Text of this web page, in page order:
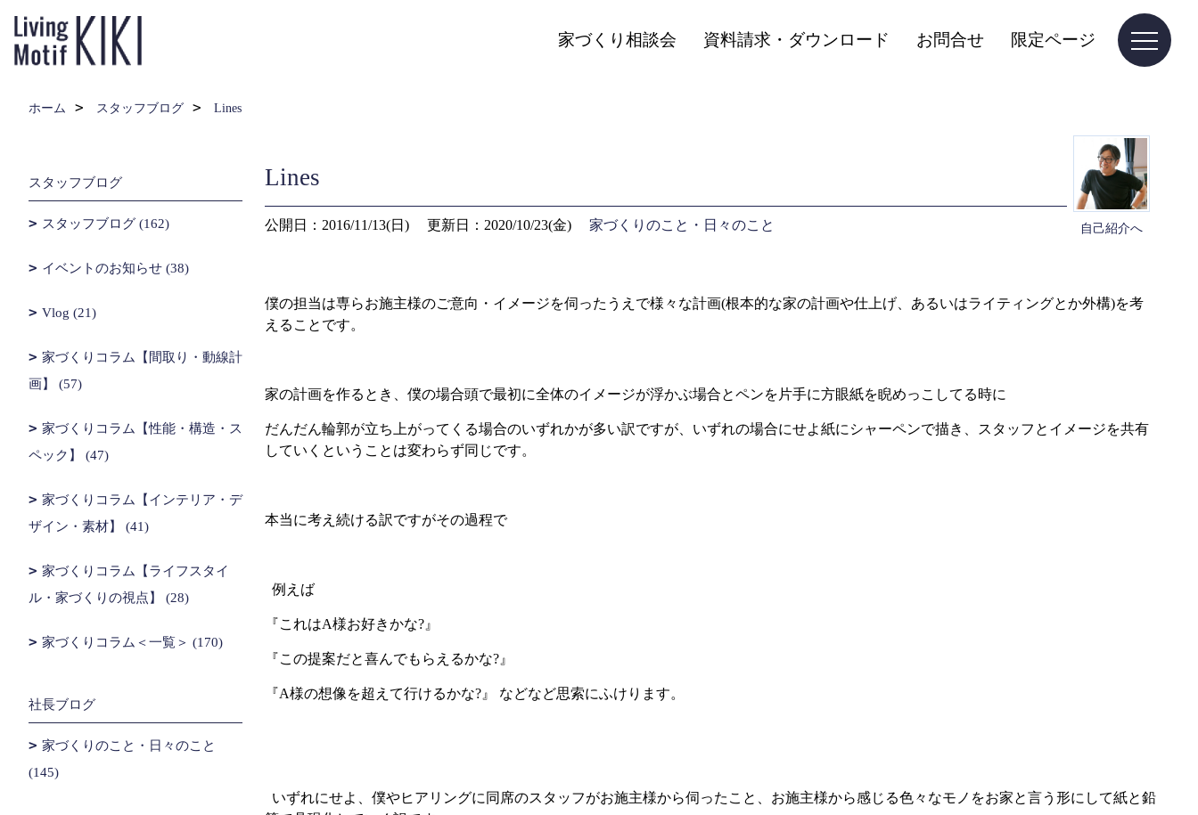
家づくり相談会 資料請求・ダウンロード お問合せ 限定ページ
ホーム スタッフブログ Lines
自己紹介へ
Lines
公開日：2016/11/13(日) 更新日：2020/10/23(金) 家づくりのこと・日々のこと
僕の担当は専らお施主様のご意向・イメージを伺ったうえで様々な計画(根本的な家の計画や仕上げ、あるいはライティングとか外構)を考
えることです。
家の計画を作るとき、僕の場合頭で最初に全体のイメージが浮かぶ場合とペンを片手に方眼紙を睨めっこしてる時に
だんだん輪郭が立ち上がってくる場合のいずれかが多い訳ですが、いずれの場合にせよ紙にシャーペンで描き、スタッフとイメージを共有
していくということは変わらず同じです。
本当に考え続ける訳ですがその過程で
例えば
『これはA様お好きかな?』
『この提案だと喜んでもらえるかな?』
『A様の想像を超えて行けるかな?』 などなど思索にふけります。
いずれにせよ、僕やヒアリングに同席のスタッフがお施主様から伺ったこと、お施主様から感じる色々なモノをお家と言う形にして紙と鉛
スタッフブログ
スタッフブログ (162)
イベントのお知らせ (38)
Vlog (21)
家づくりコラム【間取り・動線計
画】 (57)
家づくりコラム【性能・構造・ス
ペック】 (47)
家づくりコラム【インテリア・デ
ザイン・素材】 (41)
家づくりコラム【ライフスタイ
ル・家づくりの視点】 (28)
家づくりコラム＜一覧＞ (170)
社長ブログ
家づくりのこと・日々のこと
(145)